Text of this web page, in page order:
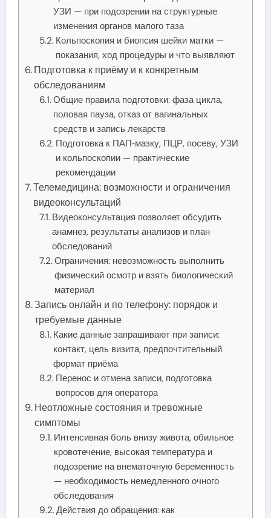
УЗИ — при подозрении на структурные
изменения органов малого таза
Кольпоскопия и биопсия шейки матки —
показания, ход процедуры и что выявляют
Подготовка к приёму и к конкретным
обследованиям
Общие правила подготовки: фаза цикла,
половая пауза, отказ от вагинальных
средств и запись лекарств
Подготовка к ПАП‑мазку, ПЦР, посеву, УЗИ
и кольпоскопии — практические
рекомендации
Телемедицина: возможности и ограничения
видеоконсультаций
Видеоконсультация позволяет обсудить
анамнез, результаты анализов и план
обследований
Ограничения: невозможность выполнить
физический осмотр и взять биологический
материал
Запись онлайн и по телефону: порядок и
требуемые данные
Какие данные запрашивают при записи:
контакт, цель визита, предпочтительный
формат приёма
Перенос и отмена записи, подготовка
вопросов для оператора
Неотложные состояния и тревожные
симптомы
Интенсивная боль внизу живота, обильное
кровотечение, высокая температура и
подозрение на внематочную беременность
— необходимость немедленного очного
обследования
Действия до обращения: как